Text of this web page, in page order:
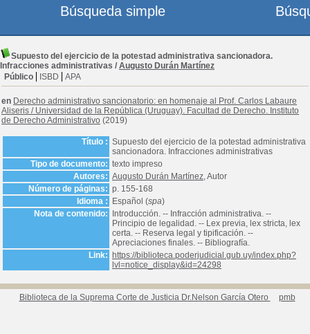
Supuesto del ejercicio de la potestad administrativa sancionadora.
Infracciones administrativas / Augusto Durán Martínez
Público
ISBD APA
en Derecho administrativo sancionatorio: en homenaje al Prof. Carlos Labaure
Aliseris / Universidad de la República (Uruguay). Facultad de Derecho. Instituto
de Derecho Administrativo (2019)
Título : Supuesto del ejercicio de la potestad administrativa
sancionadora. Infracciones administrativas
Tipo de documento: texto impreso
Autores: Augusto Durán Martínez, Autor
Número de páginas: p. 155-168
Idioma :
Español (spa)
Nota de contenido:
Introducción. -- Infracción administrativa. --
Principio de legalidad. -- Lex previa, lex stricta, lex
certa. -- Reserva legal y tipificación. --
Apreciaciones finales. -- Bibliografía.
Link:
https://biblioteca.poderjudicial.gub.uy/index.php?
lvl=notice_display&id=24298
Biblioteca de la Suprema Corte de Justicia Dr.Nelson García Otero pmb
Búsqueda simple